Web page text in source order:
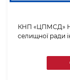
КНП «ЦПМСД»
селищної ради